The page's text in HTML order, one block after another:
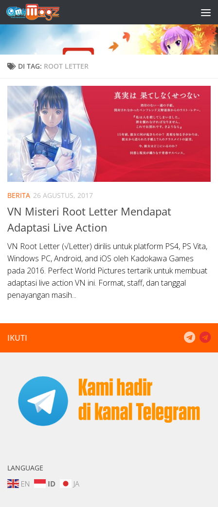
Skip to content
DI TAG: ROOT LETTER
BERITA 26 AGUSTUS, 2017
VN Misteri Root Letter Mendapat
Adaptasi Live Action
VN Root Letter (√Letter) dirilis untuk platform PS4, PS Vita,
Windows PC, Android, and iOS oleh Kadokawa Games
pada 2016. Perfect World Pictures tertarik untuk membuat
adaptasi live action VN ini. Format, staff, dan tanggal
penayangan masih...
IKUTI
LANGUAGE
EN ID JA